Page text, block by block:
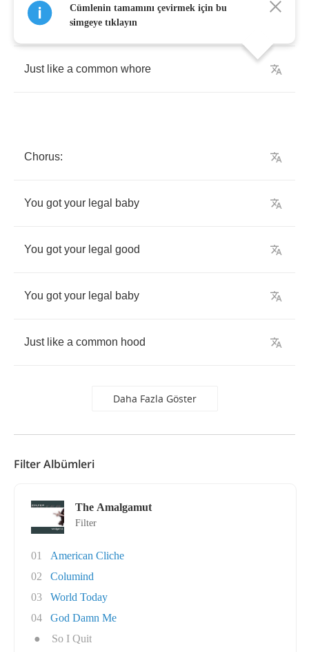
You got your legal baby
Just like a common whore
Chorus:
You got your legal baby
You got your legal good
You got your legal baby
Just like a common hood
Daha Fazla Göster
Cümlenin tamamını çevirmek için bu
simgeye tıklayın
Filter Albümleri
The Amalgamut
Filter
01
American Cliche
02
Columind
03
World Today
04
God Damn Me
●
So I Quit